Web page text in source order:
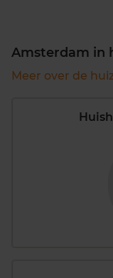
Amsterdam in
Meer over de